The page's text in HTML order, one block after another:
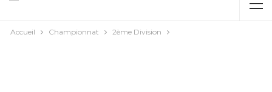
Accueil Championnat 2ème Division